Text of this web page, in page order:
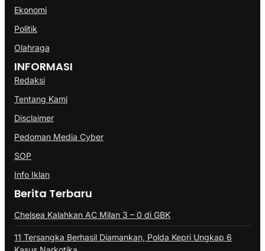
Ekonomi
Politik
Olahraga
INFORMASI
Redaksi
Tentang Kami
Disclaimer
Pedoman Media Cyber
SOP
Info Iklan
Berita Terbaru
Chelsea Kalahkan AC Milan 3 – 0 di GBK
11 Tersangka Berhasil Diamankan, Polda Kepri Ungkap 6